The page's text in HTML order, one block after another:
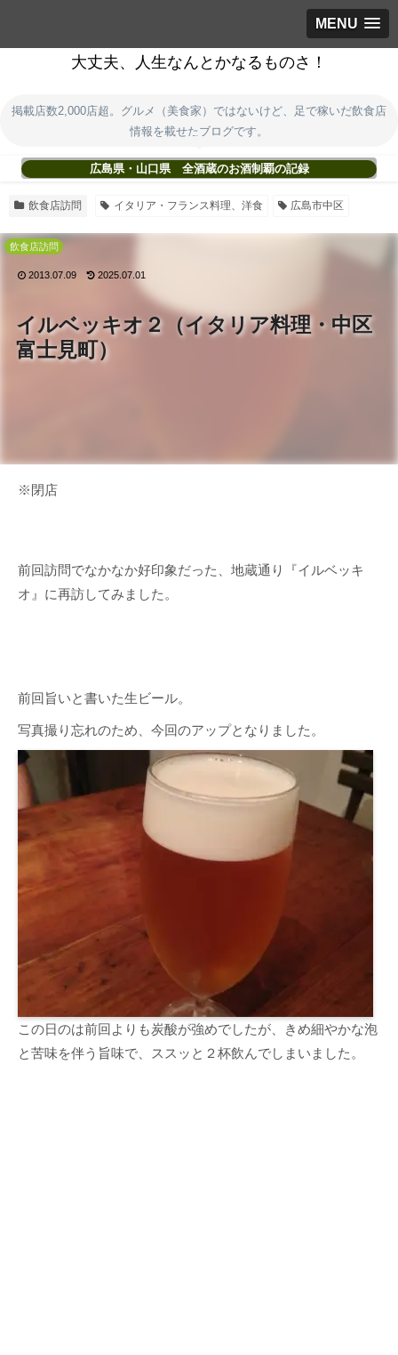
MENU
大丈夫、人生なんとかなるものさ！
掲載店数2,000店超。グルメ（美食家）ではないけど、足で稼いだ飲食店
情報を載せたブログです。
広島県・山口県 全酒蔵のお酒制覇の記録
飲食店訪問 イタリア・フランス料理、洋食 広島市中区
イルベッキオ２（イタリア料理・中区
富士見町）
飲食店訪問
2013.07.09 2025.07.01
※閉店
前回訪問でなかなか好印象だった、地蔵通り『イルベッキ
オ』に再訪してみました。
前回旨いと書いた生ビール。
写真撮り忘れのため、今回のアップとなりました。
この日のは前回よりも炭酸が強めでしたが、きめ細やかな泡
と苦味を伴う旨味で、ススッと２杯飲んでしまいました。